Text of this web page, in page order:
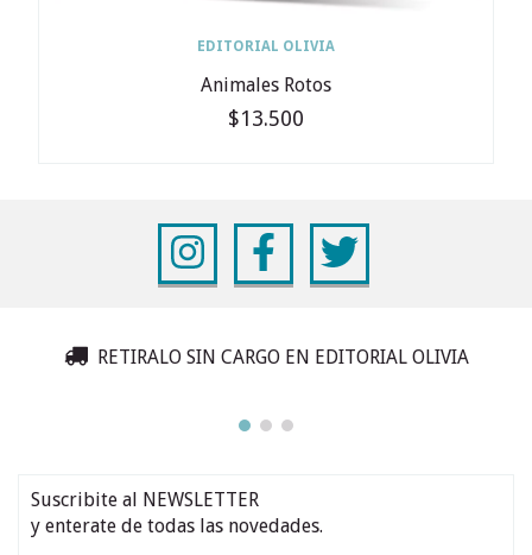
EDITORIAL OLIVIA
Animales Rotos
$13.500
RETIRALO SIN CARGO EN EDITORIAL OLIVIA
Suscribite al NEWSLETTER
y enterate de todas las novedades.